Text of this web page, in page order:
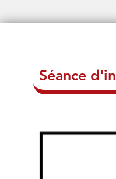
Séance